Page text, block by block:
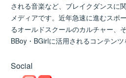
される音楽など、ブレイクダンスに
メディアです。近年急速に進むスポ
るオールドスクールのカルチャー、
BBoy・BGirlに活用されるコンテンツ
Social